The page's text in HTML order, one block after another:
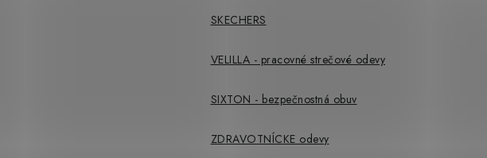
SKECHERS
VELILLA - pracovné strečové odevy
SIXTON - bezpečnostná obuv
ZDRAVOTNÍCKE odevy